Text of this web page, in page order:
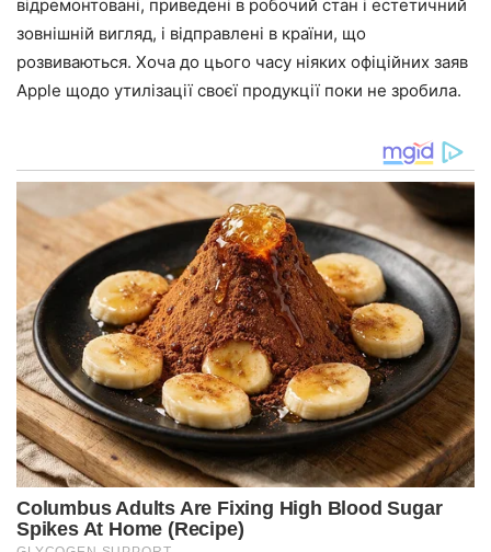
відремонтовані, приведені в робочий стан і естетичний
зовнішній вигляд, і відправлені в країни, що
розвиваються. Хоча до цього часу ніяких офіційних заяв
Apple щодо утилізації своєї продукції поки не зробила.